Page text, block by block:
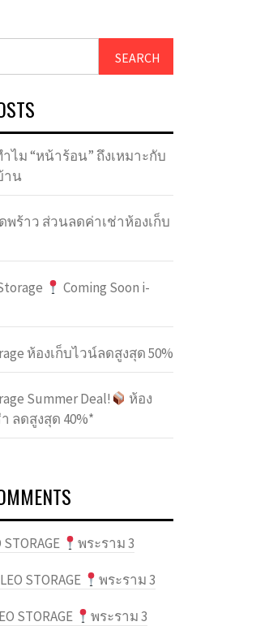
ำไม “หน้าร้อน” ถึงเหมาะกับ
าน
พร้าว ส่วนลดค่าเช่าห้องเก็บ
Coming Soon i-
ห้องเก็บไวน์ลดสูงสุด 50%
Summer Deal!
ห้อง
ลดสูงสุด 40%*
STORAGE พระราม 3
LEO STORAGE พระราม 3
STORAGE พระราม 3